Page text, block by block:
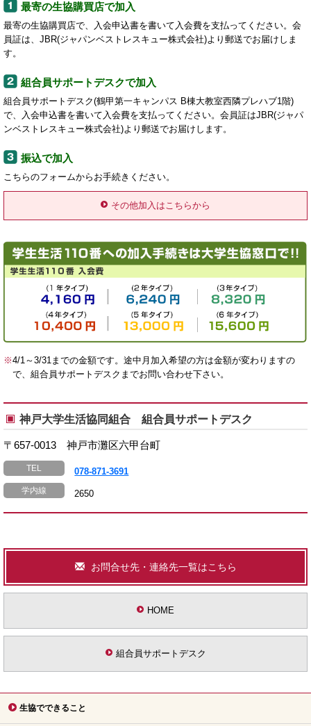
最寄の生協購買店で加入
最寄の生協購買店で、入会申込書を書いて入会費を支払ってください。会
員証は、JBR(ジャパンベストレスキュー株式会社)より郵送でお届けしま
す。
組合員サポートデスクで加入
組合員サポートデスク(鶴甲第一キャンパス B棟大教室西隣プレハブ1階)
で、入会申込書を書いて入会費を支払ってください。会員証はJBR(ジャパ
ンベストレスキュー株式会社)より郵送でお届けします。
振込で加入
こちらのフォームからお手続きください。
その他加入はこちらから
※4/1～3/31までの金額です。 途中月加入希望の方は金額が変わりますの
で、組合員サポートデスクまでお問い合わせ下さい。
神戸大学生活協同組合 組合員サポートデスク
〒657-0013 神戸市灘区六甲台町
TEL 078-871-3691
学内線 2650
お問合せ先・連絡先一覧はこちら
HOME
組合員サポートデスク
生協でできること